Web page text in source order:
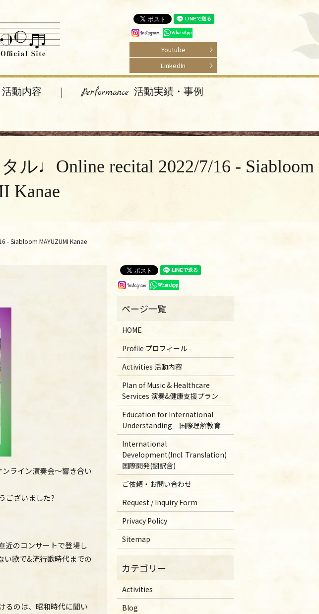
Youtube
LinkedIn
動内容
Performance 活動実績・事例
ル♩Online recital 2022/7/16 - Siabloom
Kanae
- Siabloom MAYUZUMI Kanae
ンライン演奏会～響き合い
ございました?
近のコンサートで登場し
い歌で&流行歌時代までの
るのは、昭和時代に聞い
HOME
Profile プロフィール
Activities 活動内容
Plan of Music & Healthcare
Services 演奏&健康支援プラン
Education for International
Understanding 国際理解教育
International
Development(Incl. Translation)
国際開発(翻訳含)
ご依頼・お問い合わせ
Request / Inquiry Form
Privacy Policy
Sitemap
Activities
Blog